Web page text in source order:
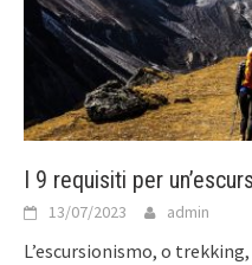
I 9 requisiti per
13/07/2023 admin
L’escursionismo, o